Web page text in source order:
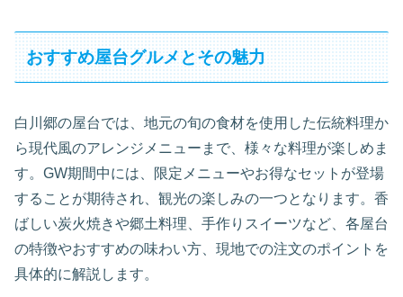
おすすめ屋台グルメとその魅力
白川郷の屋台では、地元の旬の食材を使用した伝統料理か
ら現代風のアレンジメニューまで、様々な料理が楽しめま
す。GW期間中には、限定メニューやお得なセットが登場
することが期待され、観光の楽しみの一つとなります。香
ばしい炭火焼きや郷土料理、手作りスイーツなど、各屋台
の特徴やおすすめの味わい方、現地での注文のポイントを
具体的に解説します。